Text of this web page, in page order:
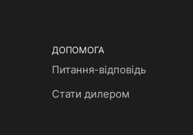
ДОПОМОГА
Питання-відповідь
Стати дилером